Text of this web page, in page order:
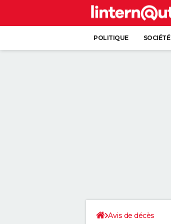
POLITIQUE SOCIÉTÉ
Avis de décès